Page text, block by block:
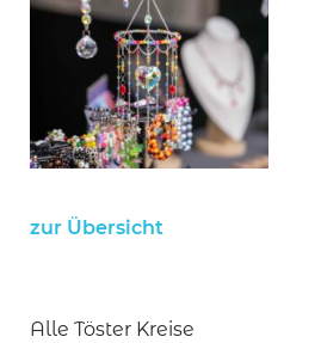
zur Übersicht
Alle Töster Kreise